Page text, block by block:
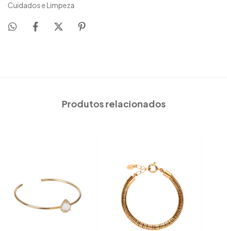
Cuidados e Limpeza
Produtos relacionados